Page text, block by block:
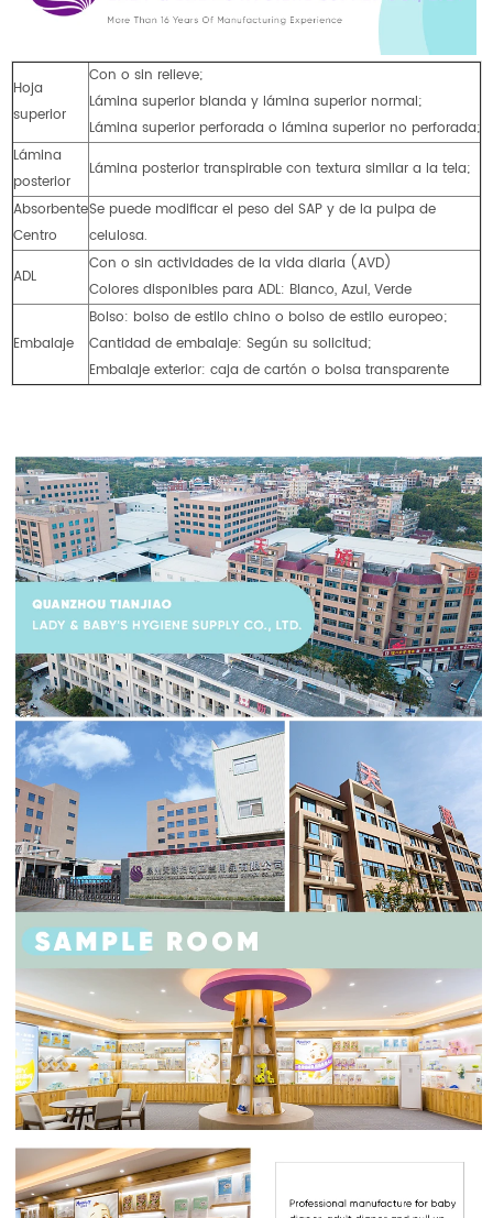
Hoja
superior
Con o sin relieve;
Lámina superior blanda y lámina superior normal;
Lámina superior perforada o lámina superior no perforada;
Lámina
posterior
Lámina posterior transpirable con textura similar a la tela;
Absorbente
Centro
Se puede modificar el peso del SAP y de la pulpa de
celulosa.
ADL
Con o sin actividades de la vida diaria (AVD)
Colores disponibles para ADL: Blanco, Azul, Verde
Embalaje
Bolso: bolso de estilo chino o bolso de estilo europeo;
Cantidad de embalaje: Según su solicitud;
Embalaje exterior: caja de cartón o bolsa transparente